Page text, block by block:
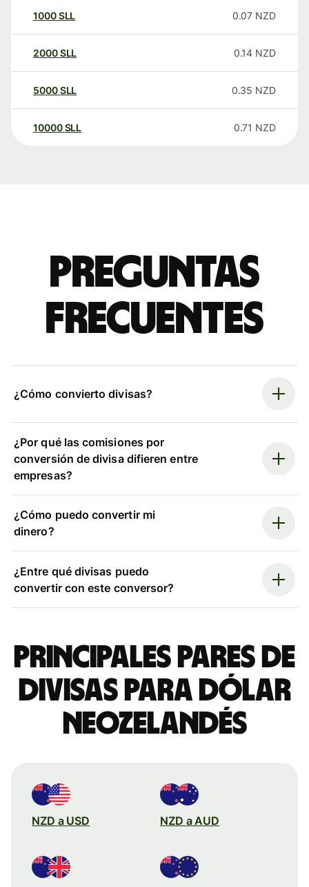
1000SLL 0.07 NZD
2000SLL 0.14 NZD
5000SLL 0.35 NZD
10000 SLL 0.71 NZD
Preguntas
frecuentes
¿Cómo convierto divisas?
¿Por qué las comisiones por
conversión de divisa difieren entre
empresas?
¿Cómo puedo convertir mi
dinero?
¿Entre qué divisas puedo
convertir con este conversor?
Principales pares de
divisas para dólar
neozelandés
NZD a USD NZD a AUD